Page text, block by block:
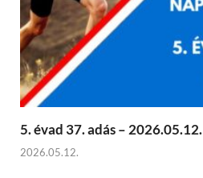
5. évad 37. adás – 2026.05.12.
2026.05.12.